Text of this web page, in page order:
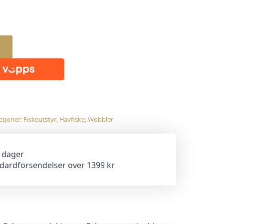
Fiskeutstyr, Havfiske,Wobbler
dager
over 1399 kr